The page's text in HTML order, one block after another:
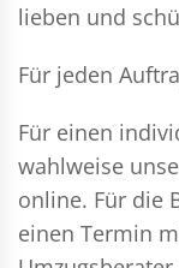
lieben und
Für jeden
Für einen
wahlweise
online. Für die
einen Termin